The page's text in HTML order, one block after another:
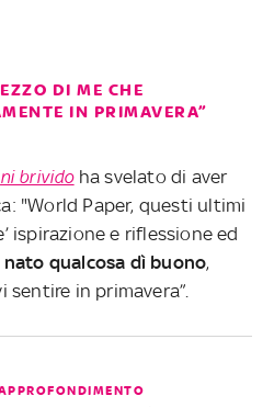
DI ME CHE
IN PRIMAVERA”
brividoha svelato di aver
"World Paper, questi ultimi
ispirazione e riflessione ed
nato qualcosa dì buono,
in primavera”.